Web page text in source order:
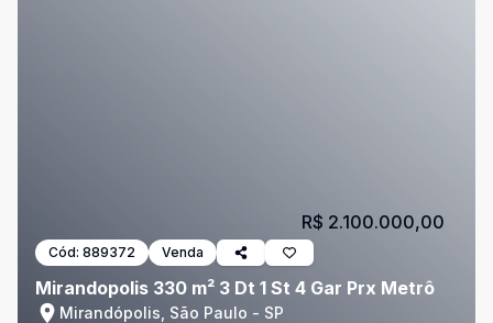
Cód: 889372 Venda
Mirandopolis 330 m² 3 Dt 1 St 4 Gar Prx Metrô
Mirandópolis, São Paulo - SP
R$ 2.100.000,00